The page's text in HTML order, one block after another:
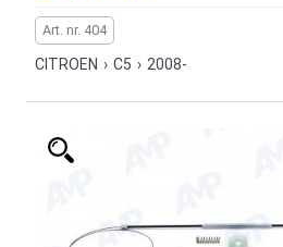
Art. nr. 404
CITROEN › C5 › 2008-